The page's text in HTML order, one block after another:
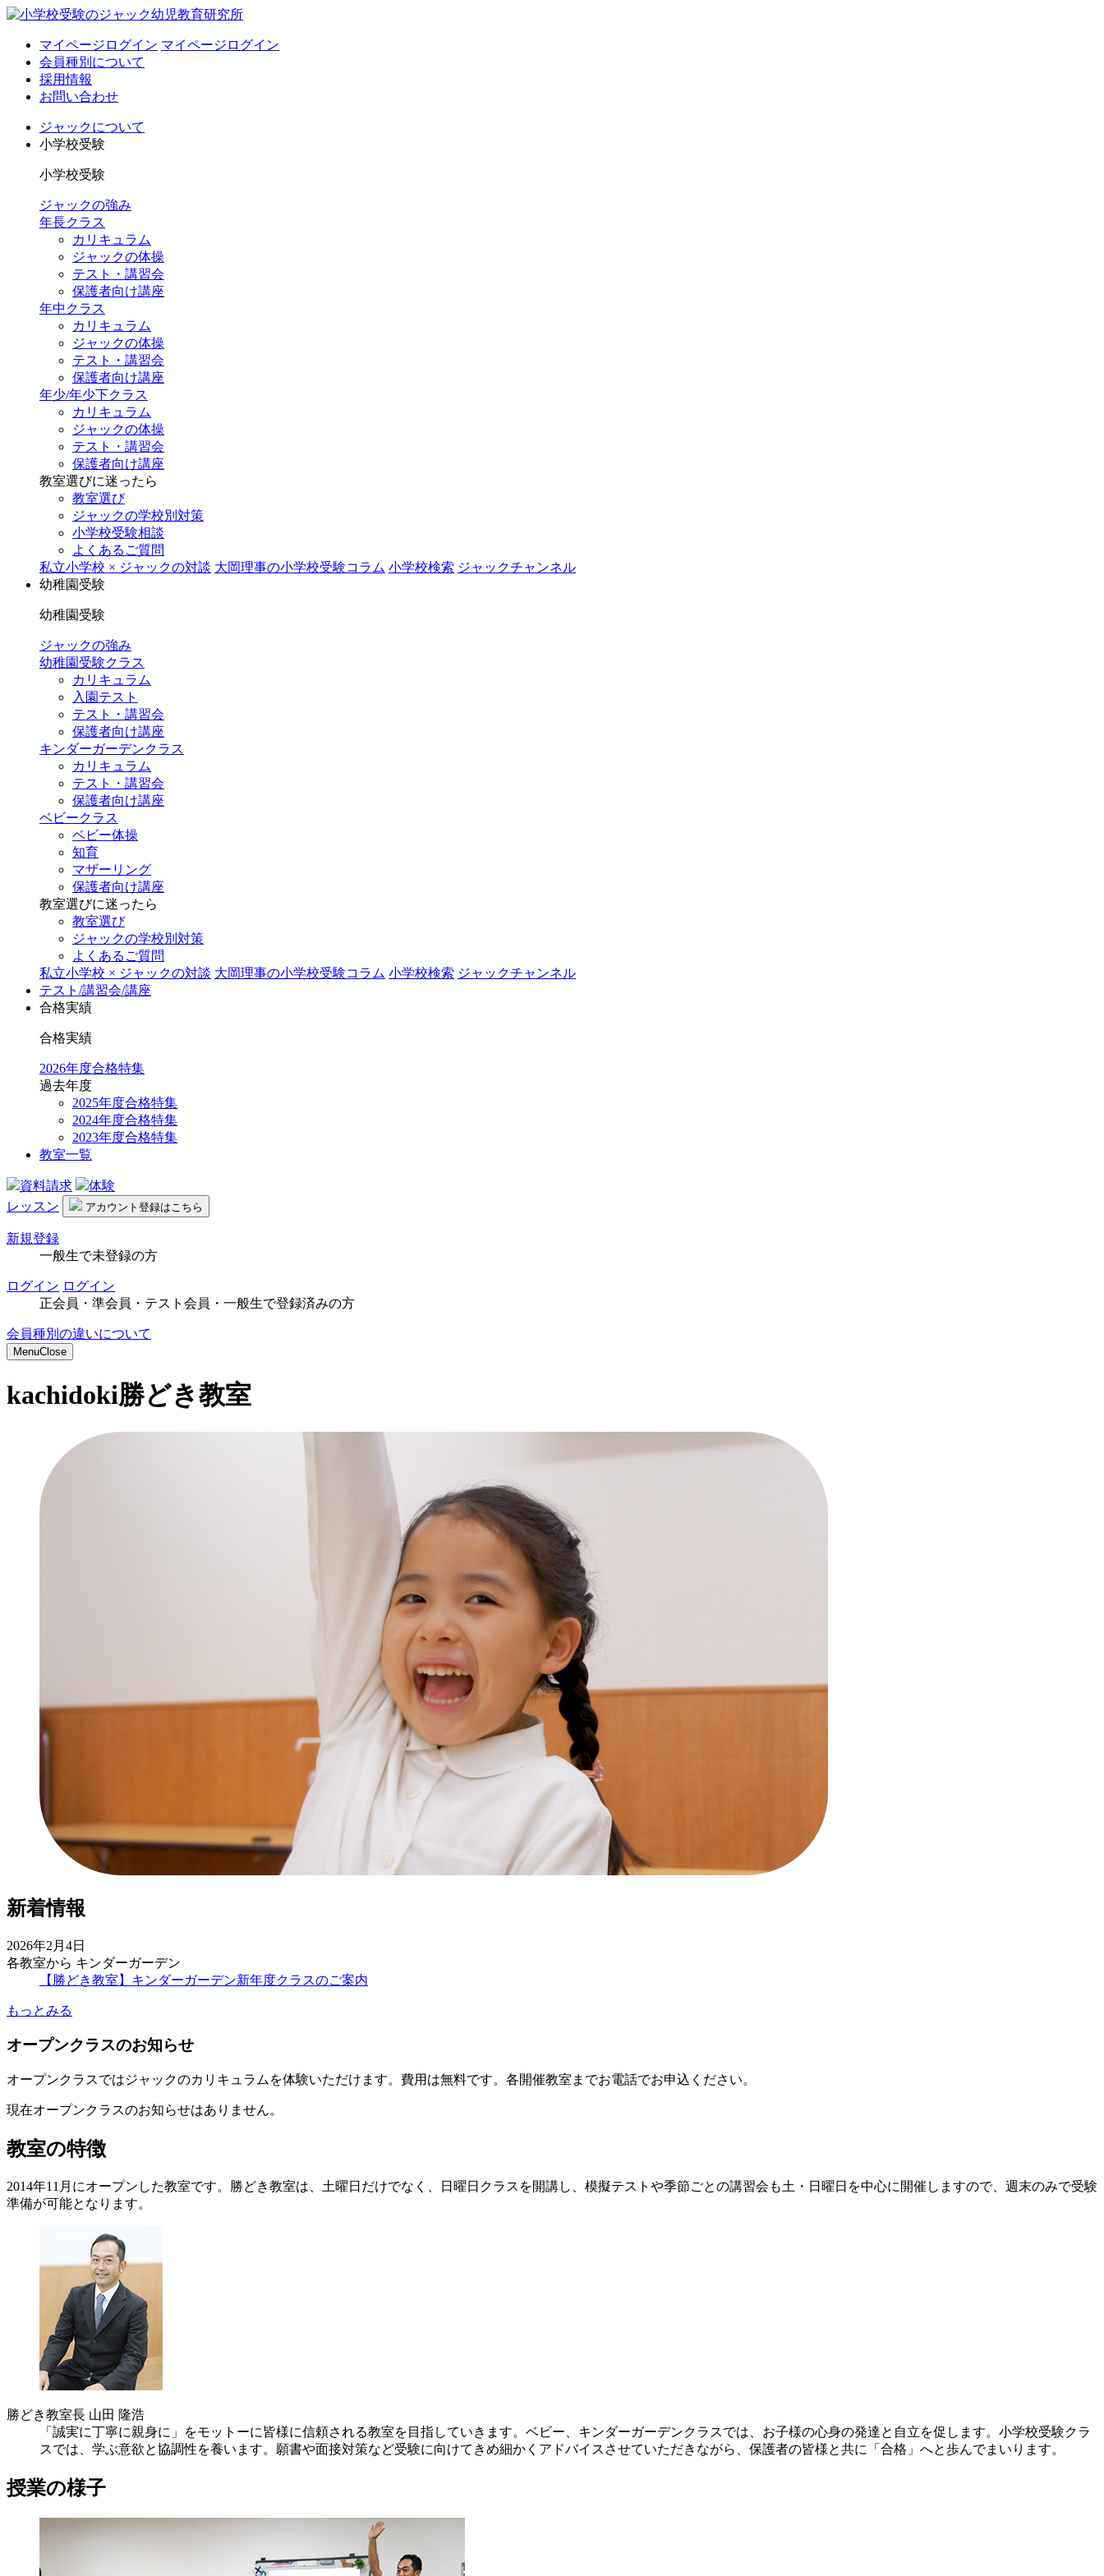
マイページログイン マイページログイン
会員種別について
採用情報
お問い合わせ
ジャックについて
小学校受験
小学校受験
ジャックの強み
年長クラス
カリキュラム
ジャックの体操
テスト・講習会
保護者向け講座
年中クラス
カリキュラム
ジャックの体操
テスト・講習会
保護者向け講座
年少/年少下クラス
カリキュラム
ジャックの体操
テスト・講習会
保護者向け講座
教室選びに迷ったら
教室選び
ジャックの学校別対策
小学校受験相談
よくあるご質問
私立小学校 × ジャックの対談 大岡理事の小学校受験コラム 小学校検索 ジャックチャンネル
幼稚園受験
幼稚園受験
ジャックの強み
幼稚園受験クラス
カリキュラム
入園テスト
テスト・講習会
保護者向け講座
キンダーガーデンクラス
カリキュラム
テスト・講習会
保護者向け講座
ベビークラス
ベビー体操
知育
マザーリング
保護者向け講座
教室選びに迷ったら
教室選び
ジャックの学校別対策
よくあるご質問
私立小学校 × ジャックの対談 大岡理事の小学校受験コラム 小学校検索 ジャックチャンネル
テスト/講習会/講座
合格実績
合格実績
2026年度合格特集
過去年度
2025年度合格特集
2024年度合格特集
2023年度合格特集
教室一覧
資料請求
体験
レッスン
アカウント 登録はこちら
新規登録
一般生で未登録の方
ログイン ログイン
正会員・準会員・テスト会員・一般生で登録済みの方
会員種別の違いについて
MenuClose
kachidoki勝どき教室
新着情報
2026年2月4日
各教室から キンダーガーデン
【勝どき教室】キンダーガーデン新年度クラスのご案内
もっとみる
オープンクラスのお知らせ
オープンクラスではジャックのカリキュラムを体験いただけます。費用は無料です。各開催教室までお電話でお申込ください。
現在オープンクラスのお知らせはありません。
教室の特徴
2014年11月にオープンした教室です。勝どき教室は、土曜日だけでなく、日曜日クラスを開講し、模擬テストや季節ごとの講習会も土・日曜日を中心に開催しますので、週末のみで受験
準備が可能となります。
勝どき教室長 山田 隆浩
「誠実に丁寧に親身に」をモットーに皆様に信頼される教室を目指していきます。ベビー、キンダーガーデンクラスでは、お子様の心身の発達と自立を促します。小学校受験クラ
スでは、学ぶ意欲と協調性を養います。願書や面接対策など受験に向けてきめ細かくアドバイスさせていただきながら、保護者の皆様と共に「合格」へと歩んでまいります。
授業の様子